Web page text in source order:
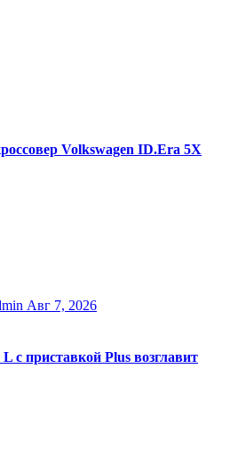
Volkswagen ID.Era 5X
Авг 7, 2026
с приставкой Plus возглавит